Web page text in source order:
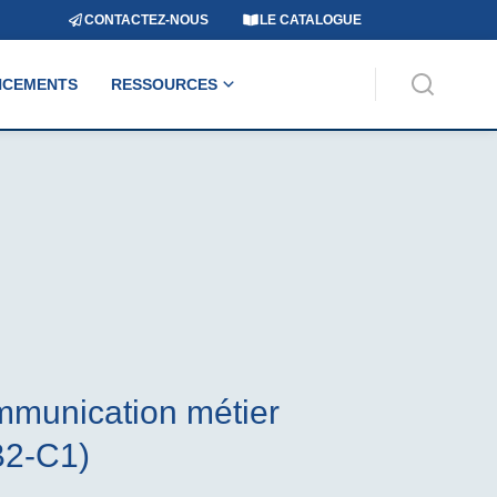
CONTACTEZ-NOUS LE CATALOGUE
RESSOURCES
métier
C1)